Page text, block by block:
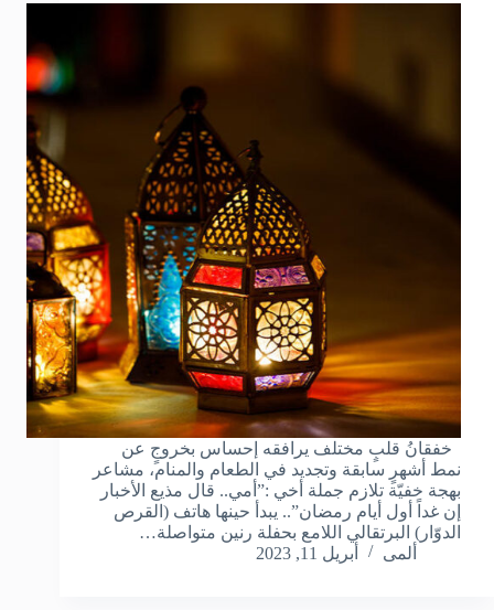
خفقانُ قلبٍ مختلف يرافقه إحساس بخروجٍ عن
نمط أشهرٍ سابقة وتجديد في الطعام والمنام، مشاعر
بهجة خفيّة تلازم جملة أخي :”أمي.. قال مذيع الأخبار
إن غداً أول أيام رمضان”.. يبدأ حينها هاتف (القرص
الدوّار) البرتقالي اللامع بحفلة رنين متواصلة…
ألمى
أبريل 11, 2023